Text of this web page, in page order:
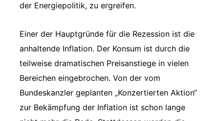
der Energiepolitik, zu ergreifen.
Einer der Hauptgründe für die Rezession ist die
anhaltende Inflation. Der Konsum ist durch die
teilweise dramatischen Preisanstiege in vielen
Bereichen eingebrochen. Von der vom
Bundeskanzler geplanten „Konzertierten Aktion“
zur Bekämpfung der Inflation ist schon lange